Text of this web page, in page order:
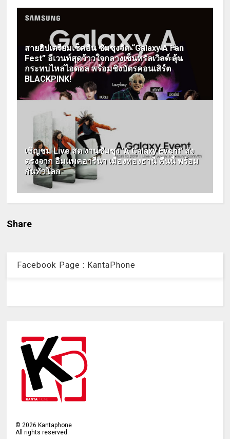
สายฮิปเตรียมเช็คอิน ซัมซุงจัด “Galaxy A Fan
Fest” อีเวนท์สุดว้าวใจกลางเซ็นทรัลเวิลด์ ลุ้น
กระทบไหล่ไอดอล พร้อมชิงบัตรคอนเสิร์ต
BLACKPINK!
เชิญชม Live สด งานซัมซุง ‘A Galaxy Event’ ส่ง
ตรงจาก อิมแพคอารีนา เมืองทองธานี คืนนี้ พร้อม
กันทั่วโลก
Share
Facebook Page : KantaPhone
©2026 Kantaphone
All rights reserved.